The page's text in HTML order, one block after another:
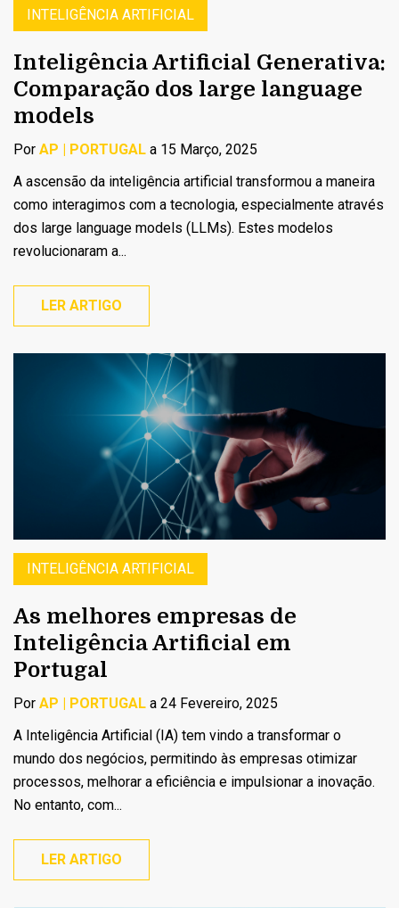
INTELIGÊNCIA ARTIFICIAL
Inteligência Artificial Generativa:
Comparação dos large language
models
Por AP | PORTUGAL a 15 Março, 2025
A ascensão da inteligência artificial transformou a maneira
como interagimos com a tecnologia, especialmente através
dos large language models (LLMs). Estes modelos
revolucionaram a...
LER ARTIGO
INTELIGÊNCIA ARTIFICIAL
As melhores empresas de
Inteligência Artificial em
Portugal
Por AP | PORTUGAL a 24 Fevereiro, 2025
A Inteligência Artificial (IA) tem vindo a transformar o
mundo dos negócios, permitindo às empresas otimizar
processos, melhorar a eficiência e impulsionar a inovação.
No entanto, com...
LER ARTIGO